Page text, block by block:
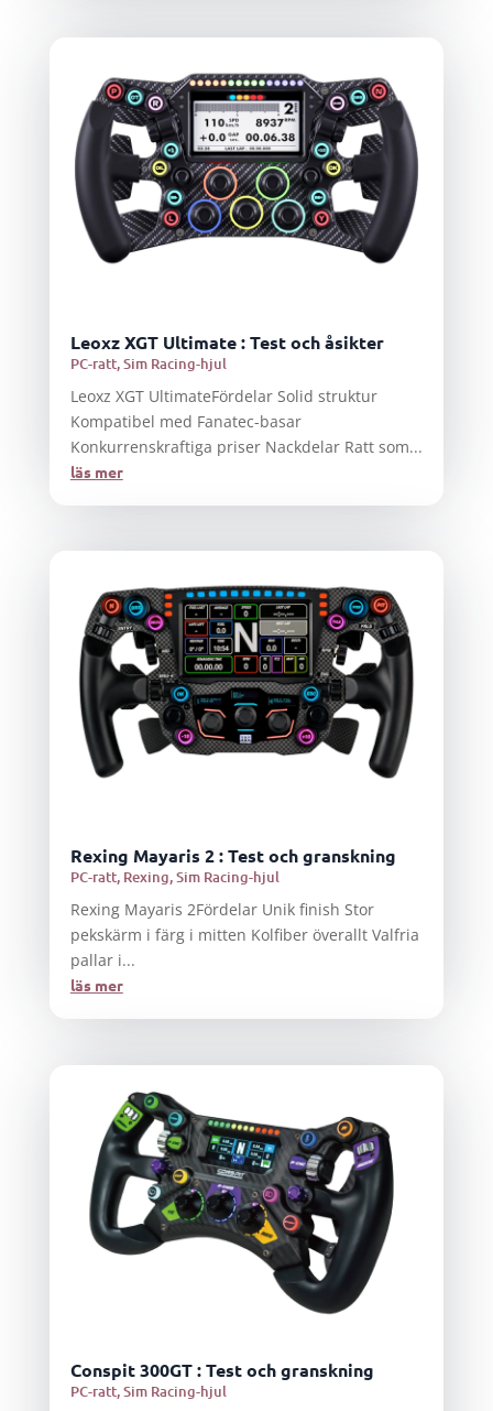
Leoxz XGT Ultimate : Test och åsikter
PC-ratt,Sim Racing-hjul
Leoxz XGT UltimateFördelar Solid struktur
Kompatibel med Fanatec-basar
Konkurrenskraftiga priser Nackdelar Ratt som...
läs mer
Rexing Mayaris 2 : Test och granskning
PC-ratt, Rexing,Sim Racing-hjul
Rexing Mayaris 2Fördelar Unik finish Stor
pekskärm i färg i mitten Kolfiber överallt Valfria
pallar i...
läs mer
Conspit 300GT : Test och granskning
PC-ratt,Sim Racing-hjul